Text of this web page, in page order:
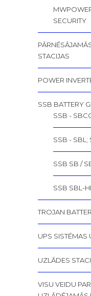
SECURITY
STACIJAS
POWER
SSB BATTERY
SSB -
SSB - SBL;
SSB SB /
SSB SBL-
TROJAN
UPS SISTĒMAS
UZLĀDES
VISU VEIDU